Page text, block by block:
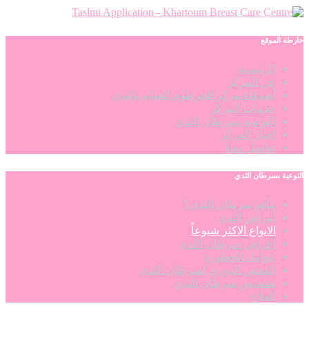
خارطة الموقع
الرئيسية
عن المركز
أصدقاء مركز الخرطوم للعنايه بالثدي
خدمات المركز
التوعية بسرطان الثدي
اخبار المركز
تواصل معنا
التوعية بسرطان الثدي
ماهو سرطان الثدي؟
أمراض الثدي
الانواع الاكثر شيوعاً
اعراض سرطان الثدي
عوامل الخطورة
الفحص الدوري لسرطان الثدي
تشخيص سرطان الثدي
العلاج